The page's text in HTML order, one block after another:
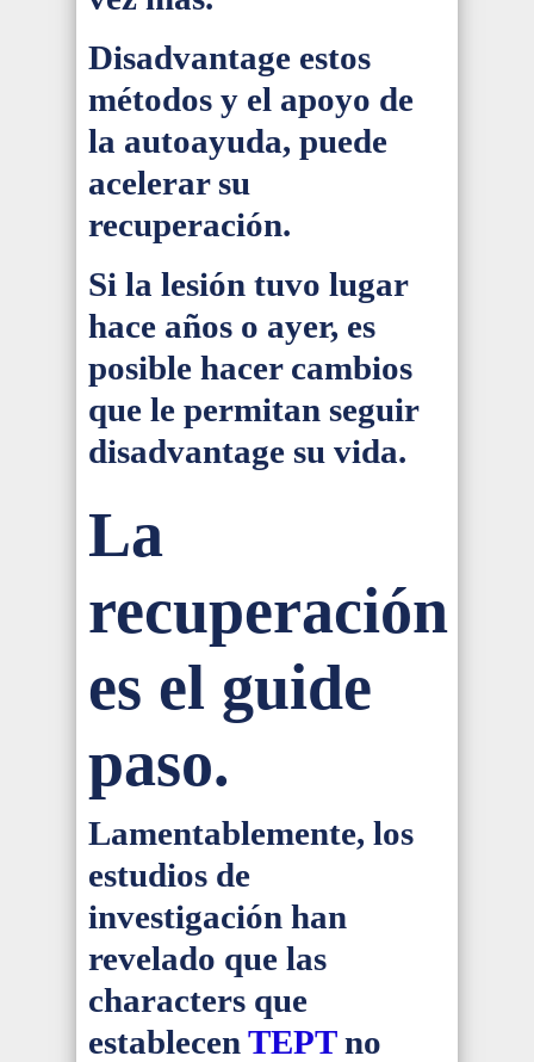
Disadvantage estos
métodos y el apoyo de
la autoayuda, puede
acelerar su
recuperación.
Si la lesión tuvo lugar
hace años o ayer, es
posible hacer cambios
que le permitan seguir
disadvantage su vida.
La
recuperación
es el guide
paso.
Lamentablemente, los
estudios de
investigación han
revelado que las
characters que
establecen TEPTno